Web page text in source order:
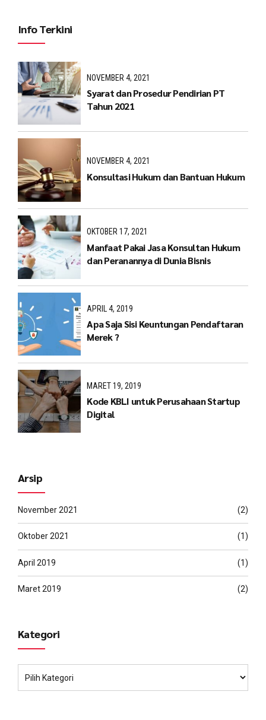
Info Terkini
NOVEMBER 4, 2021
Syarat dan Prosedur Pendirian PT
Tahun 2021
NOVEMBER 4, 2021
Konsultasi Hukum dan Bantuan Hukum
OKTOBER 17, 2021
Manfaat Pakai Jasa Konsultan Hukum
dan Peranannya di Dunia Bisnis
APRIL 4, 2019
Apa Saja Sisi Keuntungan Pendaftaran
Merek ?
MARET 19, 2019
Kode KBLI untuk Perusahaan Startup
Digital
Arsip
November 2021 (2)
Oktober 2021 (1)
April 2019 (1)
Maret 2019 (2)
Kategori